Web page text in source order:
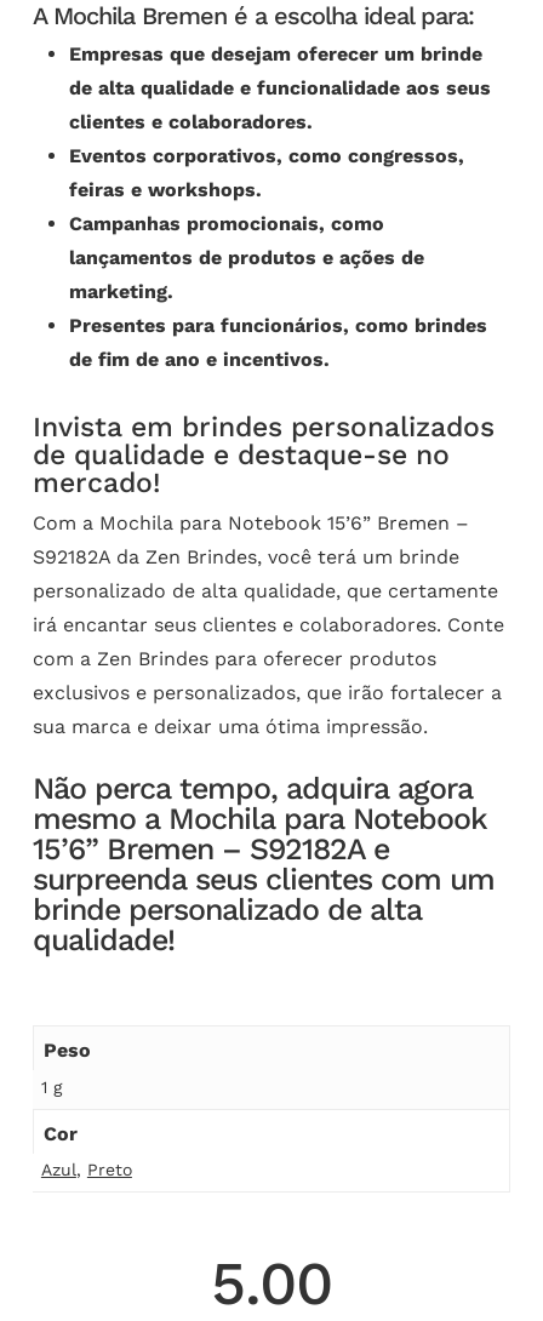
A Mochila Bremen é a escolha ideal para:
Empresas que desejam oferecer um brinde
de alta qualidade e funcionalidade aos seus
clientes e colaboradores.
Eventos corporativos, como congressos,
feiras e workshops.
Campanhas promocionais, como
lançamentos de produtos e ações de
marketing.
Presentes para funcionários, como brindes
de fim de ano e incentivos.
Invista em brindes personalizados
de qualidade e destaque-se no
mercado!
Com a Mochila para Notebook 15’6” Bremen –
S92182A da Zen Brindes, você terá um brinde
personalizado de alta qualidade, que certamente
irá encantar seus clientes e colaboradores. Conte
com a Zen Brindes para oferecer produtos
exclusivos e personalizados, que irão fortalecer a
sua marca e deixar uma ótima impressão.
Não perca tempo, adquira agora
mesmo a Mochila para Notebook
15’6” Bremen – S92182A e
surpreenda seus clientes com um
brinde personalizado de alta
qualidade!
Peso
1 g
Cor
Azul, Preto
5.00